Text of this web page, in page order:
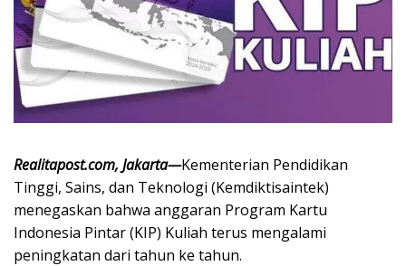
Realitapost.com, Jakarta—Kementerian Pendidikan
Tinggi, Sains, dan Teknologi (Kemdiktisaintek)
menegaskan bahwa anggaran Program Kartu
Indonesia Pintar (KIP) Kuliah terus mengalami
peningkatan dari tahun ke tahun.